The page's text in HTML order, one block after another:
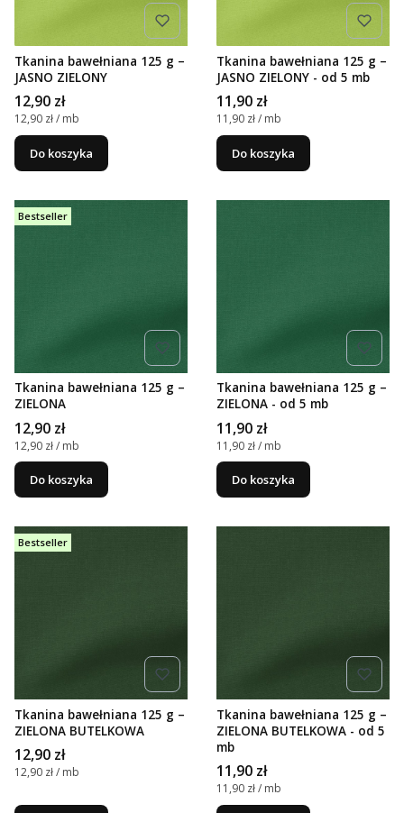
Tkanina bawełniana 125 g –
JASNO ZIELONY
Cena
12,90 zł
Cena jednostkowa
12,90 zł / mb
Do koszyka
Tkanina bawełniana 125 g –
JASNO ZIELONY - od 5 mb
Cena
11,90 zł
Cena jednostkowa
11,90 zł / mb
Do koszyka
Bestseller
Tkanina bawełniana 125 g –
ZIELONA
Cena
12,90 zł
Cena jednostkowa
12,90 zł / mb
Do koszyka
Tkanina bawełniana 125 g –
ZIELONA - od 5 mb
Cena
11,90 zł
Cena jednostkowa
11,90 zł / mb
Do koszyka
Bestseller
Tkanina bawełniana 125 g –
ZIELONA BUTELKOWA
Cena
12,90 zł
Cena jednostkowa
12,90 zł / mb
Tkanina bawełniana 125 g –
ZIELONA BUTELKOWA - od 5
mb
Cena
11,90 zł
Cena jednostkowa
11,90 zł / mb